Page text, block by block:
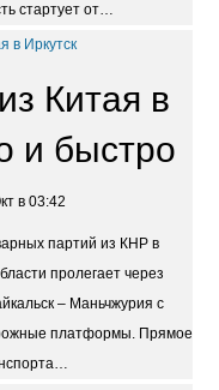
стартует от…
Китая в
и быстро
в 03:42
партий из КНР в
пролегает через
– Маньчжурия с
платформы. Прямое